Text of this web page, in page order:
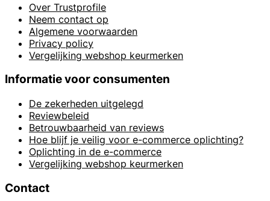
Over Trustprofile
Neem contact op
Algemene voorwaarden
Privacy policy
Vergelijking webshop keurmerken
Informatie voor consumenten
De zekerheden uitgelegd
Reviewbeleid
Betrouwbaarheid van reviews
Hoe blijf je veilig voor e-commerce oplichting?
Oplichting in de e-commerce
Vergelijking webshop keurmerken
Contact